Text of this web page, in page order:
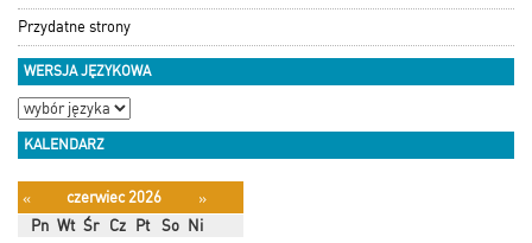
Przydatne strony
WERSJA JĘZYKOWA
KALENDARZ
« czerwiec 2026
»
Pn Wt Śr Cz Pt So Ni